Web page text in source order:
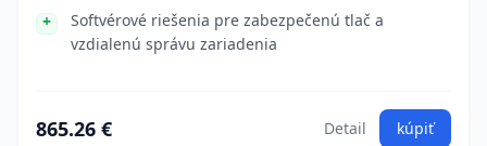
Softvérové riešenia pre zabezpečenú tlač a
vzdialenú správu zariadenia
865.26 € Detail kúpiť